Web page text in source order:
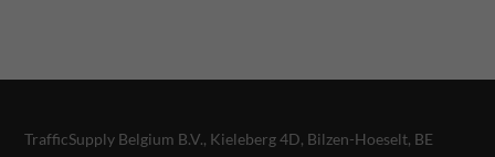
TrafficSupply Belgium B.V., Kieleberg 4D, Bilzen-Hoeselt, BE